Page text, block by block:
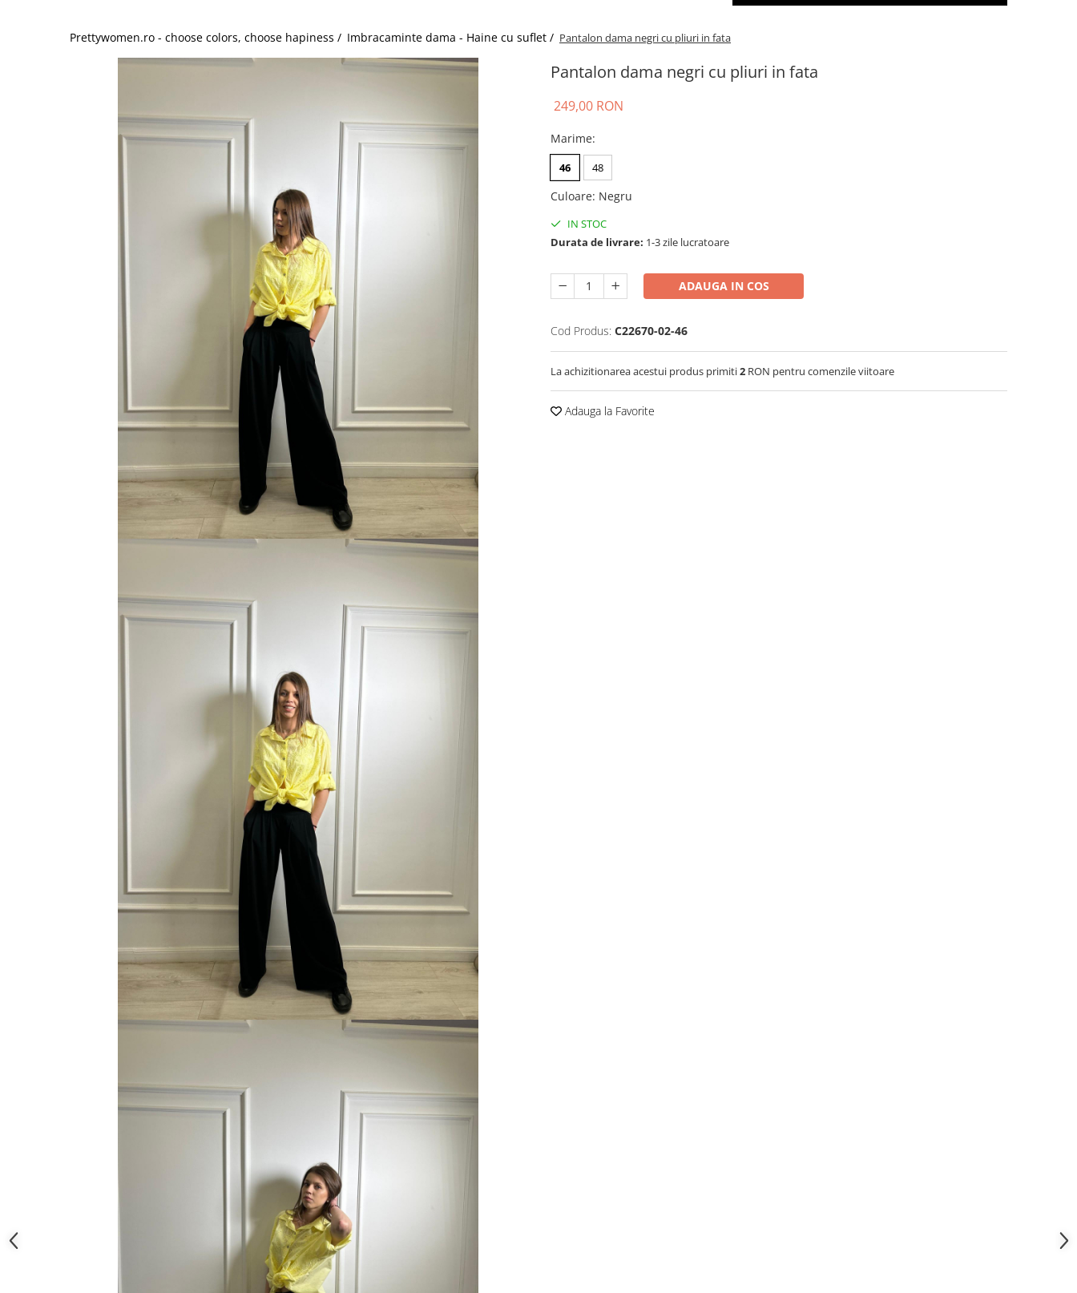
Prettywomen.ro - choose colors, choose hapiness / Imbracaminte dama - Haine cu suflet / Pantalon dama negri cu pliuri in fata
Pantalon dama negri cu pliuri in fata
249,00 RON
Marime:
46 48
Culoare: Negru
IN STOC
Durata de livrare: 1-3 zile lucratoare
ADAUGA IN COS
Cod Produs: C22670-02-46
La achizitionarea acestui produs primiti2 RON pentru comenzile viitoare
Adauga la Favorite